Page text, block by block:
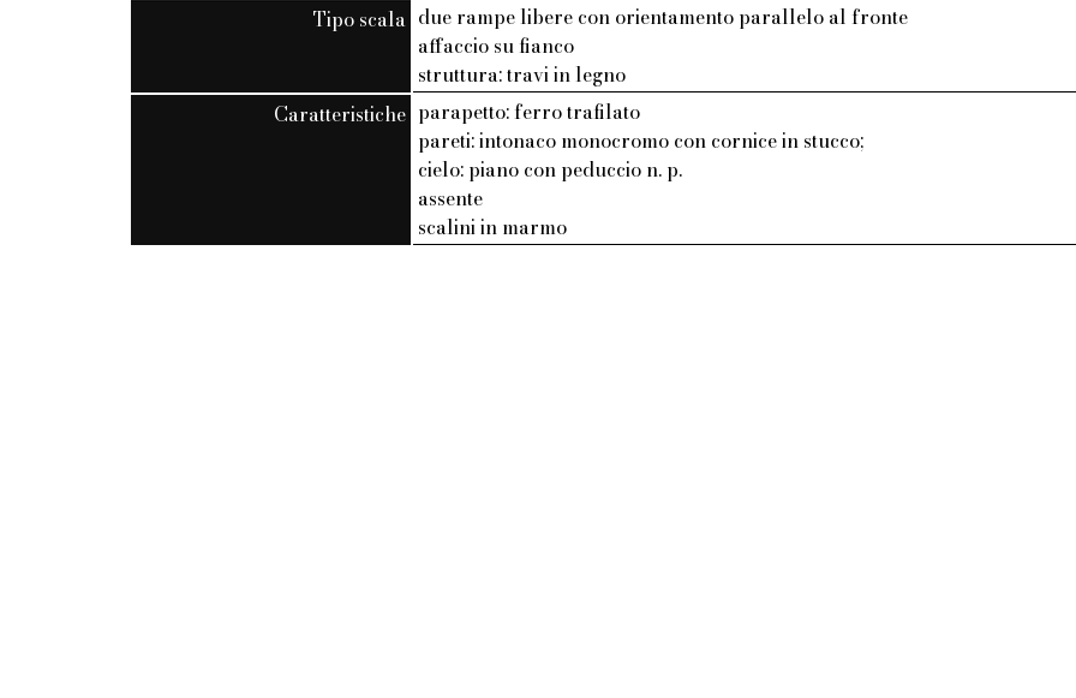
Tipo scala due rampe libere con orientamento parallelo al fronte
affaccio su fianco
struttura: travi in legno
Caratteristiche parapetto: ferro trafilato
pareti: intonaco monocromo con cornice in stucco;
cielo: piano con peduccio n. p.
assente
scalini in marmo